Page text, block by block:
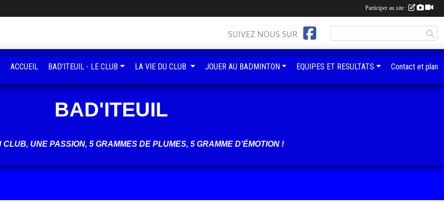
BAD'ITEUIL
CLUB, UNE PASSION, 5 GRAMMES DE PLUMES, 5 GRAMME D'ÉMOTION !
SUIVEZ NOUS SUR
ACCUEIL BAD'ITEUIL - LE CLUB LA VIE DU CLUB JOUER AU BADMINTON EQUIPES ET RESULTATS Contact et plan
Participer au site :